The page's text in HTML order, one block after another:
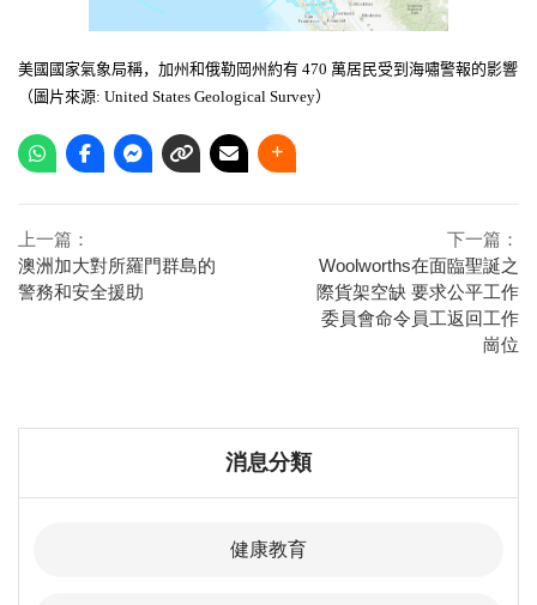
美國國家氣象局稱，加州和俄勒岡州約有 470 萬居民受到海嘯警報的影響
（圖片來源: United States Geological Survey）
上一篇：
澳洲加大對所羅門群島的
警務和安全援助
下一篇：
Woolworths在面臨聖誕之
際貨架空缺 要求公平工作
委員會命令員工返回工作
崗位
消息分類
健康教育